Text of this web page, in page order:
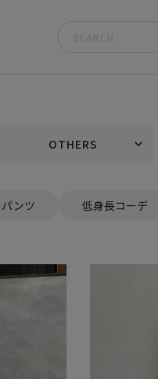
OTHERS
パンツ 低身長コーデ